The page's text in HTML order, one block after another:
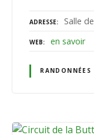
ADRESSE Salle
WEB en savoir
RANDONNÉES